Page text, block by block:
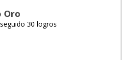
Oro
30 logros